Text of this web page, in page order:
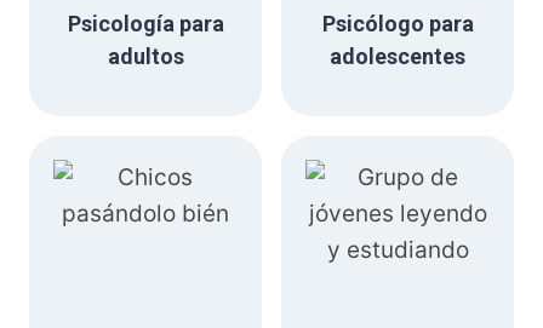
Psicología para
adultos
Psicólogo para
adolescentes